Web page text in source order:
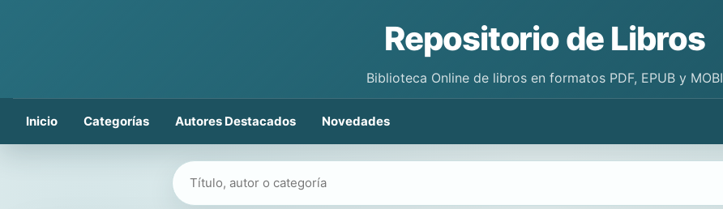
Repositorio de Libros
Biblioteca Online de libros en formatos PDF, EPUB y MOBI
Inicio Categorías Autores Destacados Novedades
Buscar libros